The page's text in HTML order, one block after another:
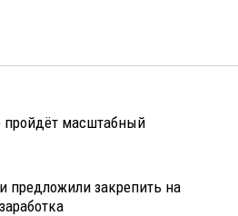
пройдёт масштабный
предложили закрепить на